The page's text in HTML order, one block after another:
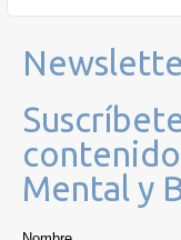
Mental y